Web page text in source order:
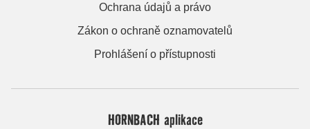
Ochrana údajů a právo
Zákon o ochraně oznamovatelů
Prohlášení o přístupnosti
HORNBACH aplikace